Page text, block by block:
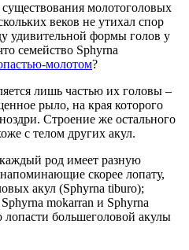
молотоголовых
веков не утихал спор
удивительной формы голов у
семейство Sphyrna
молотом?
лишь частью их головы –
рыло, на края которого
Строение же остального
с телом других акул.
род имеет разную
скорее лопату,
акул (Sphyrna tiburo);
mokarran и Sphyrna
большеголовой акулы